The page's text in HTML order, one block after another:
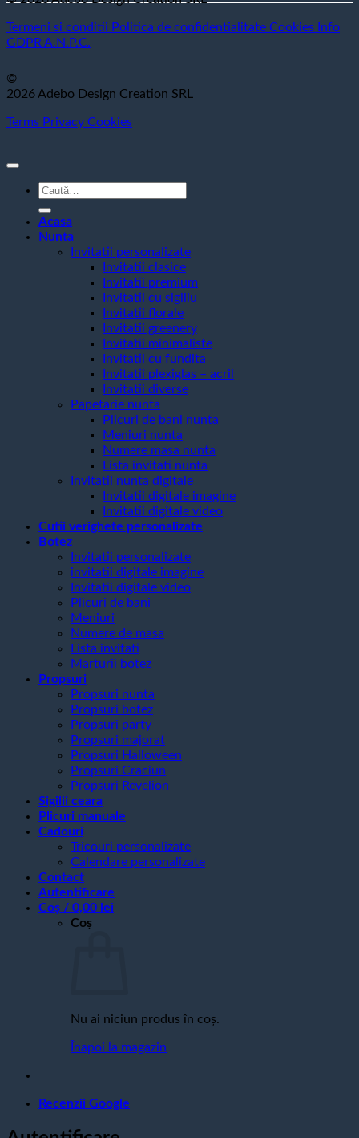
Termeni si conditii Politica de confidentialitate Cookies Info
GDPRA.N.P.C.
©
2026 Adebo Design Creation SRL
Terms Privacy Cookies
Caută
Acasa
Nunta
Invitatii personalizate
Invitatii clasice
Invitatii premium
Invitatii cu sigiliu
Invitatii florale
Invitatii greenery
Invitatii minimaliste
Invitatii cu fundita
Invitatii plexiglas – acril
Invitatii diverse
Papetarie nunta
Plicuri de bani nunta
Meniuri nunta
Numere masa nunta
Lista invitati nunta
Invitatii nunta digitale
Invitatii digitale imagine
Invitatii digitale video
Cutii verighete personalizate
Botez
Invitatii personalizate
invitatii digitale imagine
Invitatii digitale video
Plicuri de bani
Meniuri
Numere de masa
Lista invitati
Marturii botez
Propsuri
Propsuri nunta
Propsuri botez
Propsuri party
Propsuri majorat
Propsuri Halloween
Propsuri Craciun
Propsuri Revelion
Sigilii ceara
Plicuri manuale
Cadouri
Tricouri personalizate
Calendare personalizate
Contact
Autentificare
Coș / 0,00 lei
Coș
Nu ai niciun produs în coș.
Înapoi la magazin
Recenzii Google